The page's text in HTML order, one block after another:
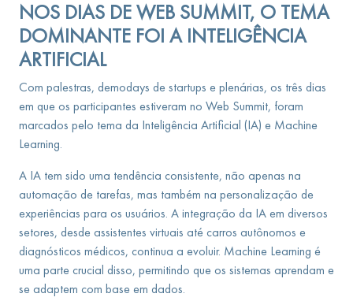
NOS DIAS DE WEB SUMMIT, O TEMA
DOMINANTE FOI A INTELIGÊNCIA
ARTIFICIAL
Com palestras, demodays de startups e plenárias, os três dias
em que os participantes estiveram no Web Summit, foram
marcados pelo tema da Inteligência Artificial (IA) e Machine
Learning.
A IA tem sido uma tendência consistente, não apenas na
automação de tarefas, mas também na personalização de
experiências para os usuários. A integração da IA em diversos
setores, desde assistentes virtuais até carros autônomos e
diagnósticos médicos, continua a evoluir. Machine Learning é
uma parte crucial disso, permitindo que os sistemas aprendam e
se adaptem com base em dados.